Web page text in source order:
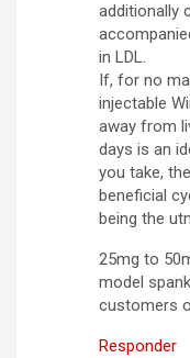
additionally
in LDL.
If, for no
injectable
away from
days is an
you take, the
beneficial
being the
25mg to
model
customers
Responder